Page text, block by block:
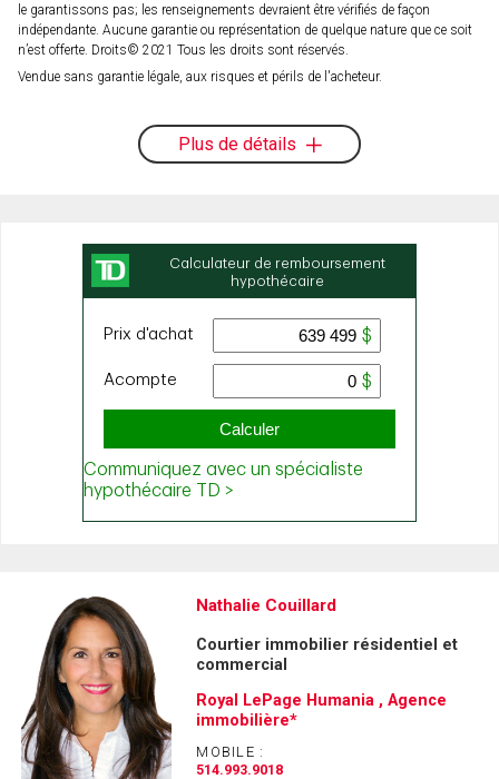
le garantissons pas; les renseignements devraient être vérifiés de façon
indépendante. Aucune garantie ou représentation de quelque nature que ce soit
n’est offerte. Droits© 2021 Tous les droits sont réservés.
Vendue sans garantie légale, aux risques et périls de l'acheteur.
Plus de détails
Nathalie Couillard
Courtier immobilier résidentiel et
commercial
Royal LePage Humania , Agence
immobilière*
MOBILE :
514.993.9018